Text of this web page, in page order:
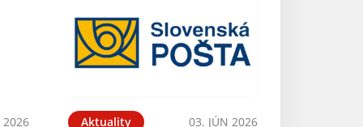
2026 Aktuality 03. JÚN 2026